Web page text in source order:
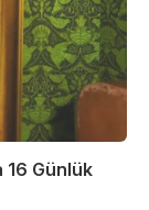
16 Günlük